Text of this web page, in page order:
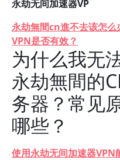
永劫无间加速器VP
永劫無間cn進不去该怎么
VPN是否有效？
为什么我无
永劫無間的
务器？常见
哪些？
使用永劫无间加速器VPN